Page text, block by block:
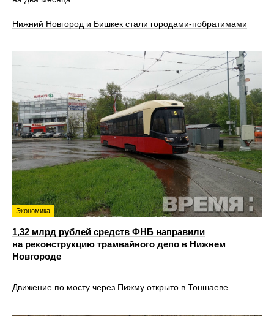
Нижний Новгород и Бишкек стали городами-побратимами
Экономика
1,32 млрд рублей средств ФНБ направили
на реконструкцию трамвайного депо в Нижнем
Новгороде
Движение по мосту через Пижму открыто в Тоншаеве